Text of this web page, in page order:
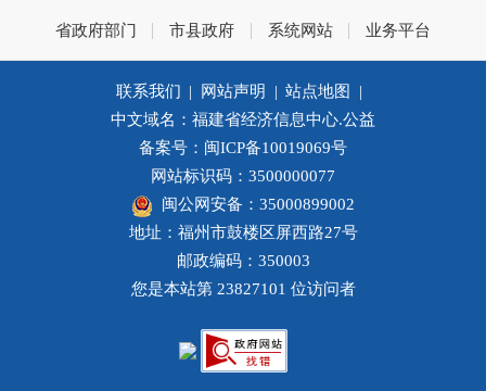
省政府部门 市县政府 系统网站 业务平台
联系我们 | 网站声明 | 站点地图
|
中文域名：福建省经济信息中心.公益
备案号：闽ICP备10019069号
网站标识码：3500000077
闽公网安备：35000899002
地址：福州市鼓楼区屏西路27号
邮政编码：350003
您是本站第 23827101 位访问者